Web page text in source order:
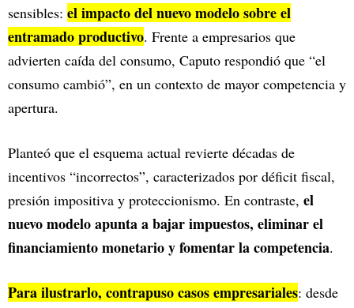
sensibles: el impacto del nuevo modelo sobre el
entramado productivo. Frente a empresarios que
advierten caída del consumo, Caputo respondió que “el
consumo cambió”, en un contexto de mayor competencia y
apertura.
Planteó que el esquema actual revierte décadas de
incentivos “incorrectos”, caracterizados por déficit fiscal,
presión impositiva y proteccionismo. En contraste, el
nuevo modelo apunta a bajar impuestos, eliminar el
financiamiento monetario y fomentar la competencia.
Para ilustrarlo, contrapuso casos empresariales: desde